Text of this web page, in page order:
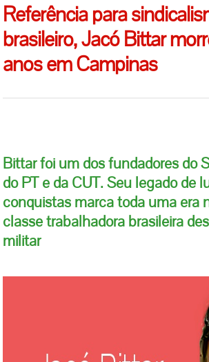
Referência para
brasileiro, Jacó Bittar
anos em Campinas
Bittar foi um dos fundadores do
do PT e da CUT. Seu legado de
conquistas marca toda uma era
classe trabalhadora brasileira
militar